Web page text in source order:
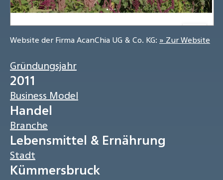
Website der Firma AcanChia UG & Co. KG: » Zur Website
Gründungsjahr
2011
Business Model
Handel
Branche
Lebensmittel & Ernährung
Stadt
Kümmersbruck